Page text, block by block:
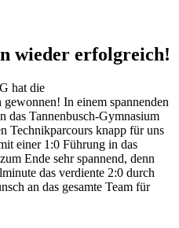
wieder erfolgreich!
hat die
In einem spannenden
das Tannenbusch-Gymnasium
Technikparcours knapp für uns
einer 1:0 Führung in das
Ende sehr spannend, denn
das verdiente 2:0 durch
an das gesamte Team für